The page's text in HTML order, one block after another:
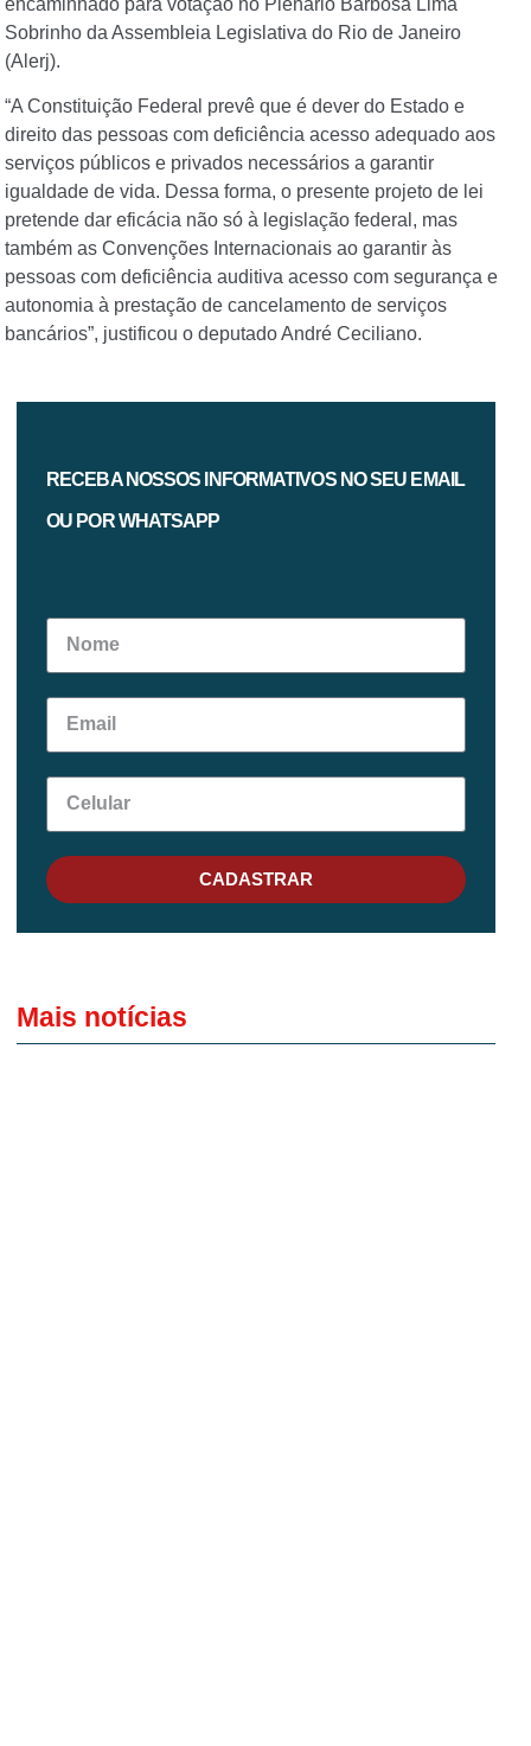
Sobrinho da Assembleia Legislativa do Rio de Janeiro
(Alerj).
“A Constituição Federal prevê que é dever do Estado e
direito das pessoas com deficiência acesso adequado aos
serviços públicos e privados necessários a garantir
igualdade de vida. Dessa forma, o presente projeto de lei
pretende dar eficácia não só à legislação federal, mas
também as Convenções Internacionais ao garantir às
pessoas com deficiência auditiva acesso com segurança e
autonomia à prestação de cancelamento de serviços
bancários”, justificou o deputado André Ceciliano.
RECEBA NOSSOS INFORMATIVOS NO SEU EMAIL
OU POR WHATSAPP
CADASTRAR
Mais notícias